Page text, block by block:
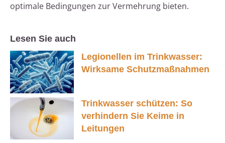
optimale Bedingungen zur Vermehrung bieten.
Lesen Sie auch
Legionellen im Trinkwasser:
Wirksame Schutzmaßnahmen
Trinkwasser schützen: So
verhindern Sie Keime in
Leitungen